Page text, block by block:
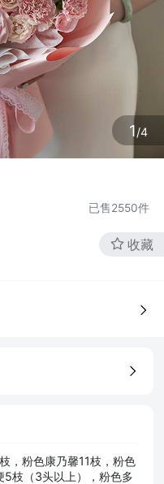
1/4
已售2550件
收藏
，粉色康乃馨11枝，粉色
5枝（3头以上），粉色多